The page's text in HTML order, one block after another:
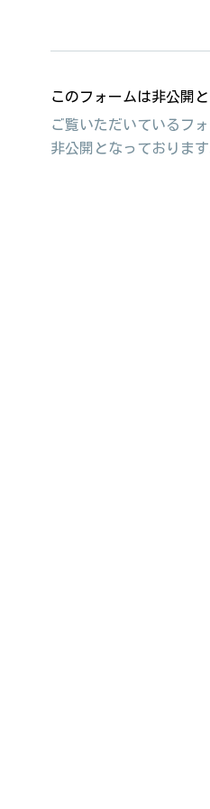
このフォームは非公開
ご覧いただいているフ
非公開となっております